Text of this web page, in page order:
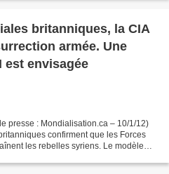
britanniques, la CIA
armée. Une
est envisagée
presse : Mondialisation.ca – 10/1/12)
confirment que les Forces
les rebelles syriens. Le modèle